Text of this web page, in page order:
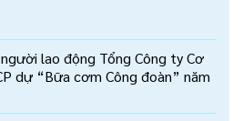
lao động Tổng Công ty Cơ
dự “Bữa cơm Công đoàn” năm